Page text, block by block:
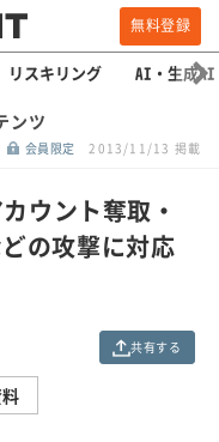
無料登録
リスキリング AI・生成AI
ンツ
会員限定 2013/11/13 掲載
ウント奪取・
の攻撃に対応
共有する